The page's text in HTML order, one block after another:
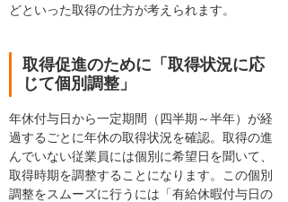
どといった取得の仕方が考えられます。
取得促進のために「取得状況に応
じて個別調整」
年休付与日から一定期間（四半期～半年）が経
過するごとに年休の取得状況を確認。取得の進
んでいない従業員には個別に希望日を聞いて、
取得時期を調整することになります。この個別
調整をスムーズに行うには「有給休暇付与日の